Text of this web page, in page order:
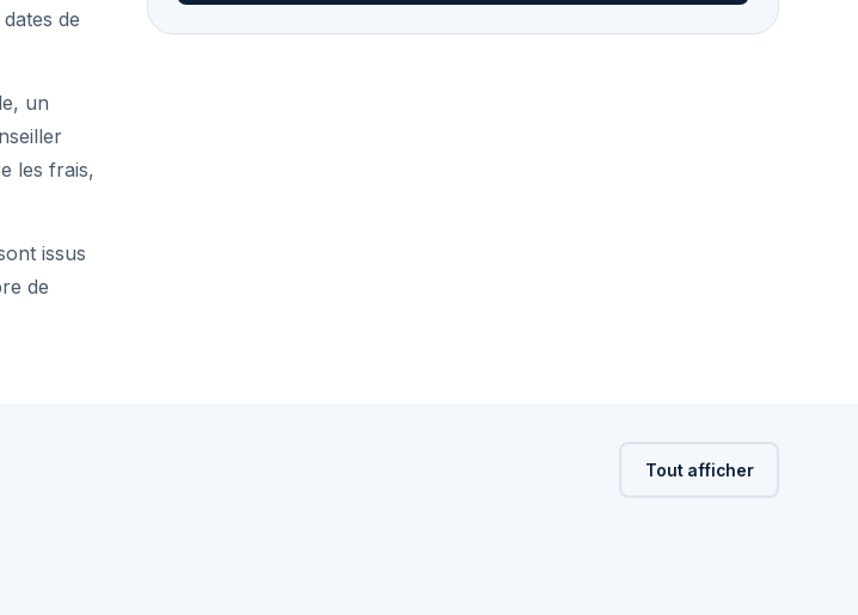
de
un
les frais,
issus
de
Tout afficher